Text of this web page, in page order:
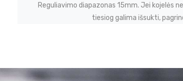
Reguliavimo diapazonas 15mm. Jei kojelės
tiesiog galima išsukti,